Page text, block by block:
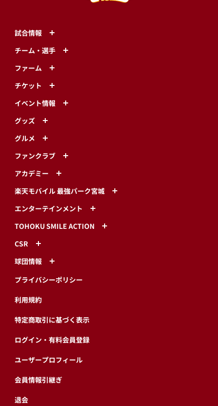
試合情報
チーム・選手
ファーム
チケット
イベント情報
グッズ
グルメ
ファンクラブ
アカデミー
楽天モバイル 最強パーク宮城
エンターテインメント
TOHOKU SMILE ACTION
CSR
球団情報
プライバシーポリシー
利用規約
特定商取引に基づく表示
ログイン・有料会員登録
ユーザープロフィール
会員情報引継ぎ
退会